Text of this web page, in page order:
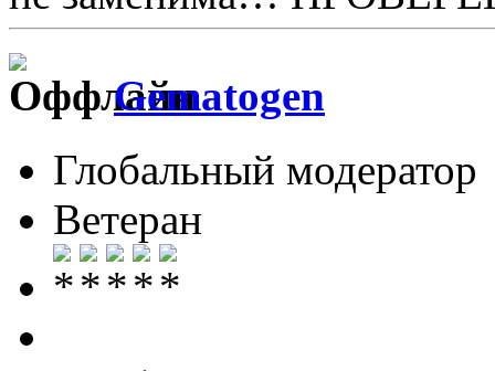
Gematogen
Глобальный модератор
Ветеран